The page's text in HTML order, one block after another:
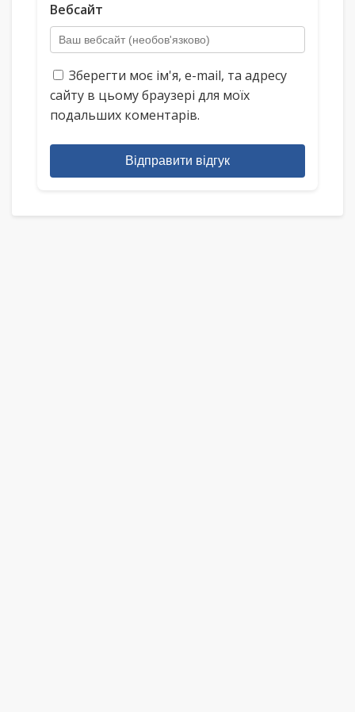
Вебсайт
Зберегти моє ім'я, e-mail, та адресу
сайту в цьому браузері для моїх
подальших коментарів.
Відправити відгук